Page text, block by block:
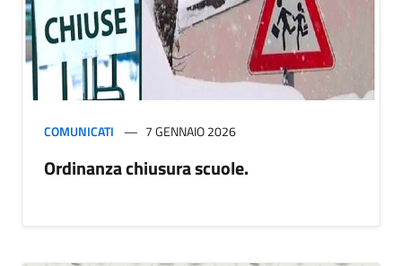
COMUNICATI 7 GENNAIO 2026
Ordinanza chiusura scuole.